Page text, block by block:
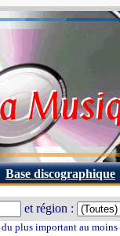
Base discographique
et région :
plus important au